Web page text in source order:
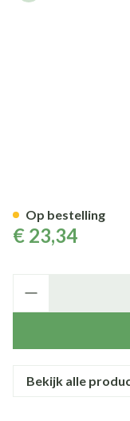
€ 23,34
Op bestelling
Bekijk alle